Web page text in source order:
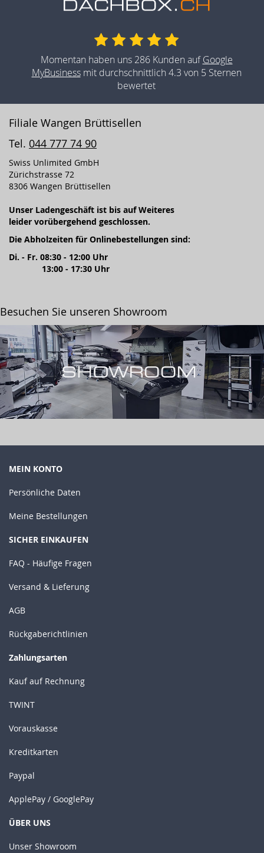
Momentan haben uns 286 Kunden aufGoogle
MyBusinessmit durchschnittlich 4.3 von 5 Sternen
bewertet
Filiale Wangen Brüttisellen
Tel. 044 777 74 90
Swiss Unlimited GmbH
Zürichstrasse 72
8306 Wangen Brüttisellen
Unser Ladengeschäft ist bis auf Weiteres
leider vorübergehend geschlossen.
Die Abholzeiten für Onlinebestellungen sind:
Di. - Fr. 08:30 - 12:00 Uhr
13:00 - 17:30 Uhr
Besuchen Sie unseren Showroom
MEIN KONTO
Persönliche Daten
Meine Bestellungen
SICHER EINKAUFEN
FAQ - Häufige Fragen
Versand & Lieferung
AGB
Rückgaberichtlinien
Zahlungsarten
Kauf auf Rechnung
TWINT
Vorauskasse
Kreditkarten
Paypal
ApplePay / GooglePay
ÜBER UNS
Unser Showroom